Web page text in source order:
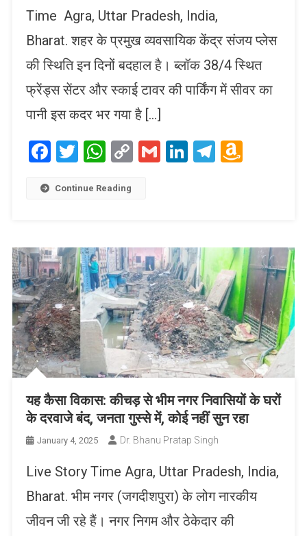
Time Agra, Uttar Pradesh, India,
Bharat. शहर के प्रमुख व्यवसायिक केंद्र संजय प्लेस
की स्थिति इन दिनों बदहाल है। ब्लॉक 38/4 स्थित
फ्रेंड्स सेंटर और स्काई टावर की पार्किंग में सीवर का
पानी इस कदर भर गया है […]
Facebook
Twitter
WhatsApp
CopyGmailLinkedIn
Telegram
Continue Reading
यह कैसा विकास: कीचड़ से भीम नगर निवासियों के घरों
के दरवाजे बंद, जनता गुस्से में, कोई नहीं सुन रहा
January 4, 2025 Dr. Bhanu Pratap Singh
Live Story Time Agra, Uttar Pradesh, India,
Bharat. भीम नगर (जगदीशपुरा) के लोग नारकीय
जीवन जी रहे हैं। नगर निगम और ठेकेदार की